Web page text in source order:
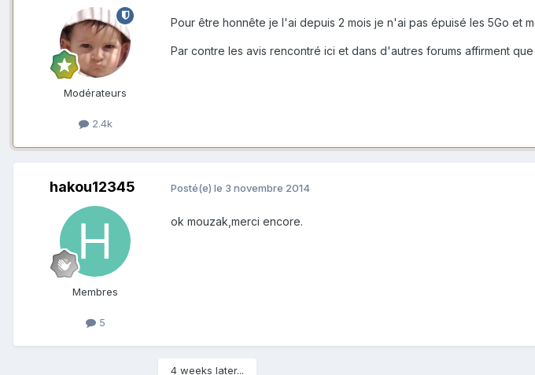
Modérateurs
2.4k
Pour être honnête je l'ai depuis 2 mois je n'ai pas épuisé les 5Go et
Par contre les avis rencontré ici et dans d'autres forums affirment
hakou12345
Membres
5
Posté(e) le 3 novembre 2014
ok mouzak,merci encore.
4 weeks later...